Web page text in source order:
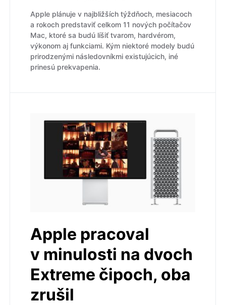
Apple plánuje v najbližších týždňoch, mesiacoch
a rokoch predstaviť celkom 11 nových počítačov
Mac, ktoré sa budú líšiť tvarom, hardvérom,
výkonom aj funkciami. Kým niektoré modely budú
prirodzenými následovníkmi existujúcich, iné
prinesú prekvapenia.
Apple pracoval
v minulosti na dvoch
Extreme čipoch, oba
zrušil